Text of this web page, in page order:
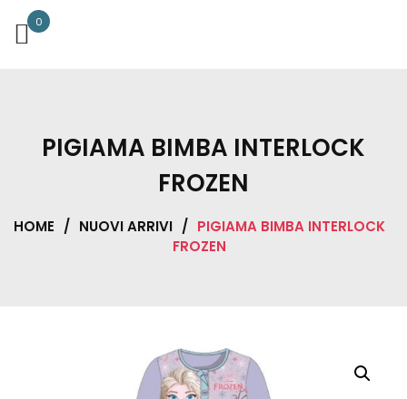
0
PIGIAMA BIMBA INTERLOCK
FROZEN
HOME / NUOVI ARRIVI / PIGIAMA BIMBA INTERLOCK
FROZEN